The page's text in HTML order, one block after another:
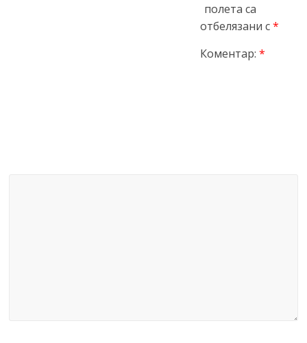
полета са
отбелязани с*
Коментар:*